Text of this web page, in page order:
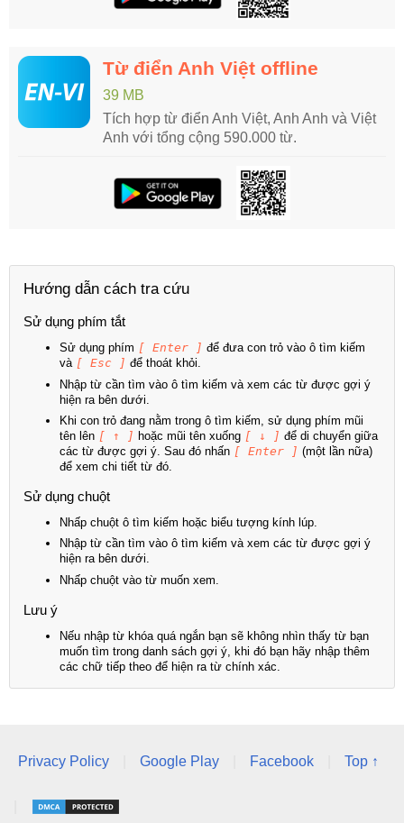
Từ điển Anh Việt offline
39 MB
Tích hợp từ điển Anh Việt, Anh Anh và Việt
Anh với tổng cộng 590.000 từ.
Hướng dẫn cách tra cứu
Sử dụng phím tắt
Sử dụng phím [ Enter ] để đưa con trỏ vào ô tìm kiếm
và [ Esc ] để thoát khỏi.
Nhập từ cần tìm vào ô tìm kiếm và xem các từ được gợi ý
hiện ra bên dưới.
Khi con trỏ đang nằm trong ô tìm kiếm, sử dụng phím mũi
tên lên [ ↑ ] hoặc mũi tên xuống [ ↓ ] để di chuyển giữa
các từ được gợi ý. Sau đó nhấn [ Enter ] (một lần nữa)
để xem chi tiết từ đó.
Sử dụng chuột
Nhấp chuột ô tìm kiếm hoặc biểu tượng kính lúp.
Nhập từ cần tìm vào ô tìm kiếm và xem các từ được gợi ý
hiện ra bên dưới.
Nhấp chuột vào từ muốn xem.
Lưu ý
Nếu nhập từ khóa quá ngắn bạn sẽ không nhìn thấy từ bạn
muốn tìm trong danh sách gợi ý, khi đó bạn hãy nhập thêm
các chữ tiếp theo để hiện ra từ chính xác.
Privacy Policy Google Play Facebook Top ↑